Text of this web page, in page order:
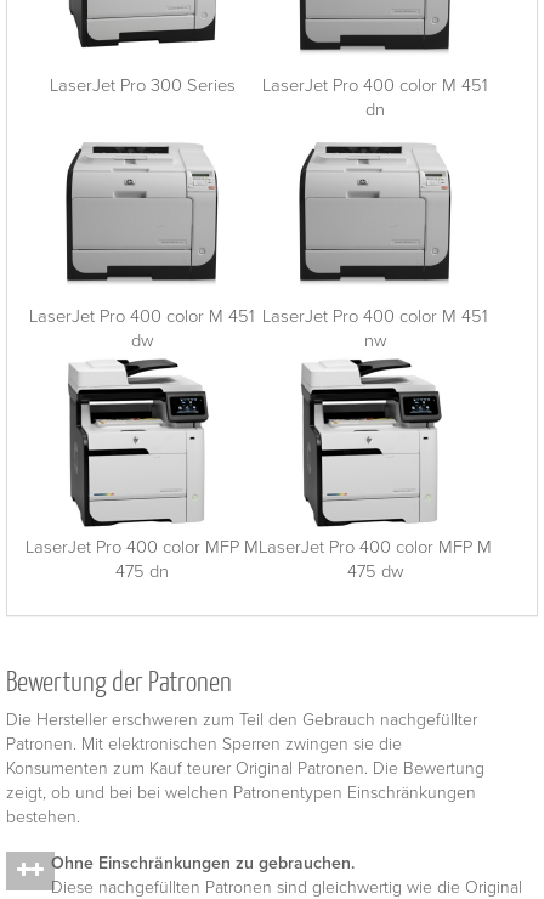
LaserJet Pro 300 Series
LaserJet Pro 400 color M 451
dn
LaserJet Pro 400 color M 451
dw
LaserJet Pro 400 color M 451
nw
LaserJet Pro 400 color MFP M
475 dn
LaserJet Pro 400 color MFP M
475 dw
Bewertung der Patronen
Die Hersteller erschweren zum Teil den Gebrauch nachgefüllter
Patronen. Mit elektronischen Sperren zwingen sie die
Konsumenten zum Kauf teurer Original Patronen. Die Bewertung
zeigt, ob und bei bei welchen Patronentypen Einschränkungen
bestehen.
Ohne Einschränkungen zu gebrauchen.
Diese nachgefüllten Patronen sind gleichwertig wie die Original